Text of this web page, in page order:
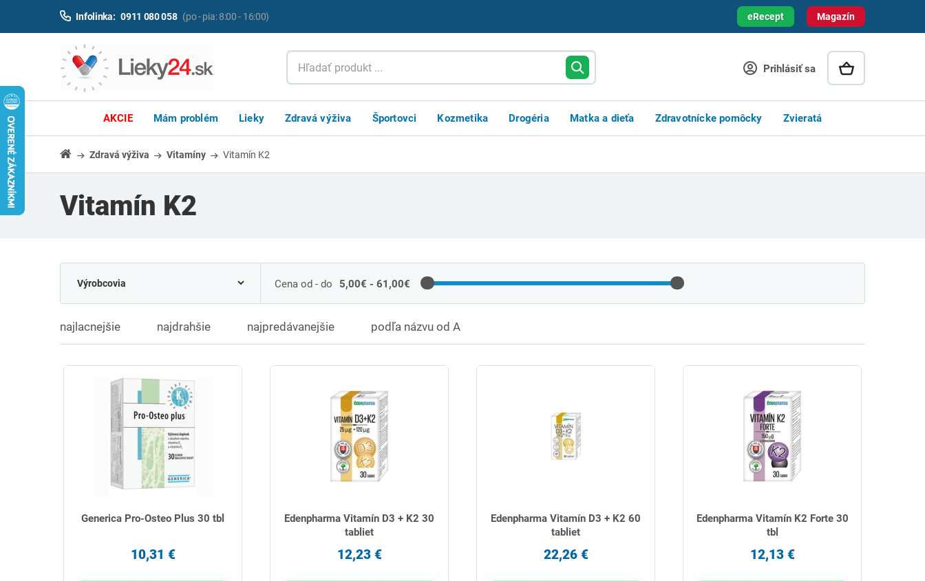
Magazín
Infolinka: 0911 080 058 (po - pia: 8:00 - 16:00) eRecept
Prihlásiť sa
AKCIE Mám problém Lieky Zdravá výživa Športovci Kozmetika Drogéria Matka a dieťa Zdravotnícke pomôcky Zvieratá
Zdravá výživa Vitamíny Vitamín K2
Vitamín K2
Cena od - do 5,00€ - 61,00€
najlacnejšie najdrahšie najpredávanejšie podľa názvu od A
Generica Pro-Osteo Plus 30 tbl
10,31 €
Edenpharma Vitamín D3 + K2 30
tabliet
12,23 €
Edenpharma Vitamín D3 + K2 60
tabliet
22,26 €
Edenpharma Vitamín K2 Forte 30
tbl
12,13 €